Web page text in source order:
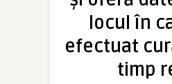
locul în
efectuat
timp